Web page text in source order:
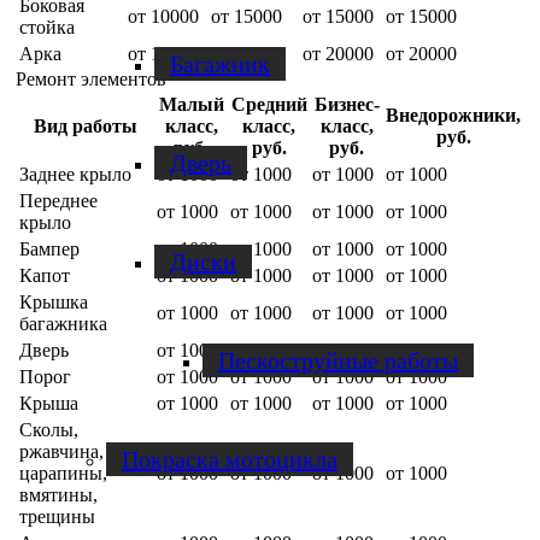
Багажник
Дверь
Диски
Пескоструйные работы
Покраска мотоцикла
Боковая
стойка
от 10000 от 15000 от 15000 от 15000
Арка
от 15000 от 20000 от 20000 от 20000
Ремонт элементов
Вид работы
Малый
класс,
руб.
Средний
класс,
руб.
Бизнес-
класс,
руб.
Внедорожники,
руб.
Заднее крыло
от 1000 от 1000 от 1000 от 1000
Переднее
крыло
от 1000 от 1000 от 1000 от 1000
Бампер
от 1000 от 1000 от 1000 от 1000
Капот
от 1000 от 1000 от 1000 от 1000
Крышка
багажника
от 1000 от 1000 от 1000 от 1000
Дверь
от 1000 от 1000 от 1000 от 1000
Порог
от 1000 от 1000 от 1000 от 1000
Крыша
от 1000 от 1000 от 1000 от 1000
Сколы,
ржавчина,
царапины,
вмятины,
трещины
от 1000 от 1000 от 1000 от 1000